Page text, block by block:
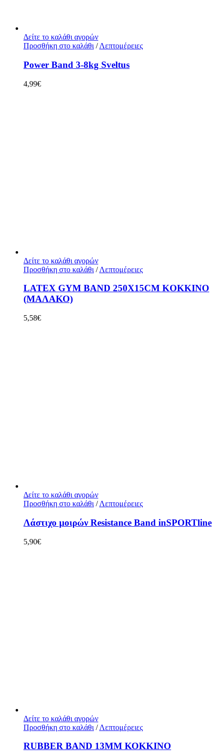
Δείτε το καλάθι αγορών
Προσθήκη στο καλάθι / Λεπτομέρειες
Power Band 3-8kg Sveltus
4,99€
Δείτε το καλάθι αγορών
Προσθήκη στο καλάθι / Λεπτομέρειες
LATEX GYM BAND 250X15CM ΚOKKINO
(ΜΑΛΑΚΟ)
5,58€
Δείτε το καλάθι αγορών
Προσθήκη στο καλάθι / Λεπτομέρειες
Λάστιχο μοιρών Resistance Band inSPORTline
5,90€
Δείτε το καλάθι αγορών
Προσθήκη στο καλάθι / Λεπτομέρειες
RUBBER BAND 13MM ΚΟΚΚΙΝΟ